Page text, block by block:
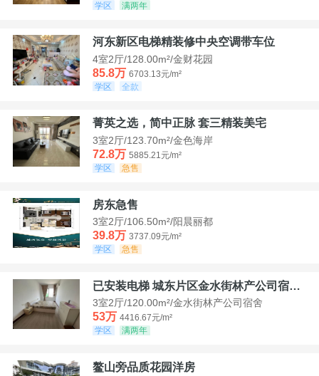
学区
满两年
河东新区电梯精装修中央空调带车位
4室2厅/128.00m²/金财花园
85.8万 6703.13元/m²
学区
全款
菁英之选，简中正脉 套三精装美宅
3室2厅/123.70m²/金色海岸
72.8万 5885.21元/m²
学区
急售
房东急售
3室2厅/106.50m²/阳晨丽都
39.8万 3737.09元/m²
学区
急售
已安装电梯 城东片区金水街林产公司宿舍套三可看江景
3室2厅/120.00m²/金水街林产公司宿舍
53万 4416.67元/m²
学区
满两年
鳌山旁品质花园洋房